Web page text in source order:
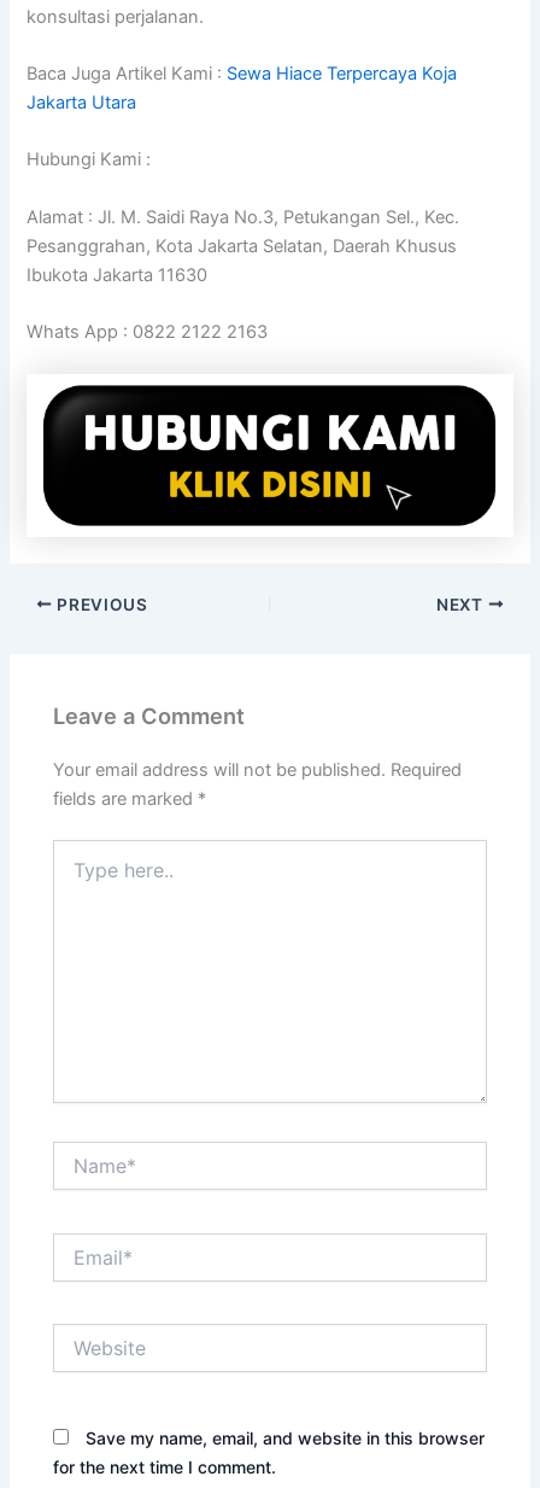
konsultasi perjalanan.
Baca Juga Artikel Kami : Sewa Hiace Terpercaya Koja
Jakarta Utara
Hubungi Kami :
Alamat : Jl. M. Saidi Raya No.3, Petukangan Sel., Kec.
Pesanggrahan, Kota Jakarta Selatan, Daerah Khusus
Ibukota Jakarta 11630
Whats App : 0822 2122 2163
PREVIOUS NEXT
Leave a Comment
Your email address will not be published. Required
fields are marked *
here..
Save my name, email, and website in this browser
for the next time I comment.